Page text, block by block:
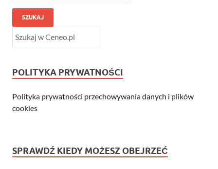
SZUKAJ
POLITYKA PRYWATNOŚCI
Polityka prywatności przechowywania danych i plików
cookies
SPRAWDŹ KIEDY MOŻESZ OBEJRZEĆ